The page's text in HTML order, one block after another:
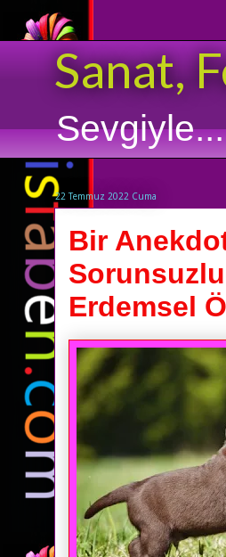
Sanat,
Sevgiyle...
22 Temmuz 2022 Cuma
Bir
Erdemsel